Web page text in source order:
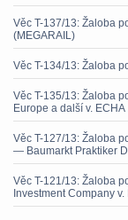
Věc T-137/13: Žaloba
(MEGARAIL)
Věc T-134/13: Žaloba
Věc T-135/13: Žaloba
Europe a další v. ECHA
Věc T-127/13: Žaloba
— Baumarkt Praktiker
Věc T-121/13: Žaloba
Investment Company v.